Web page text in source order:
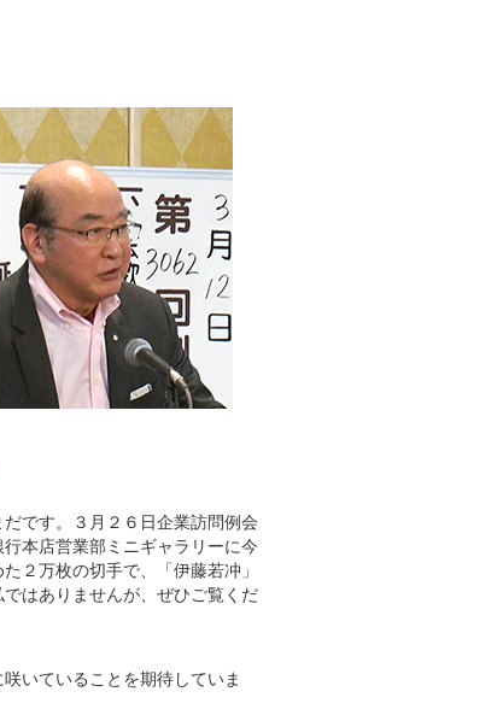
です。３月２６日企業訪問例会
本店営業部ミニギャラリーに今
２万枚の切手で、「伊藤若冲」
はありませんが、ぜひご覧くだ
いていることを期待していま